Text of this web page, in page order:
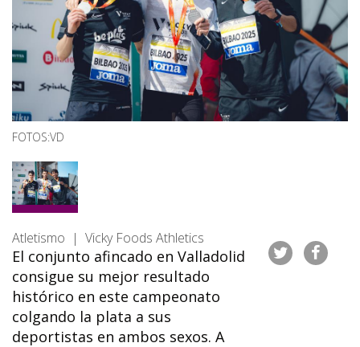
FOTOS:VD
Atletismo | Vicky Foods Athletics
El conjunto afincado en Valladolid
consigue su mejor resultado
histórico en este campeonato
colgando la plata a sus
deportistas en ambos sexos. A